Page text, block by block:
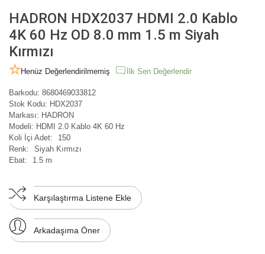
HADRON HDX2037 HDMI 2.0 Kablo
4K 60 Hz OD 8.0 mm 1.5 m Siyah
Kırmızı
Henüz Değerlendirilmemiş İlk Sen Değerlendir
Barkodu: 8680469033812
Stok Kodu: HDX2037
Markası: HADRON
Modeli: HDMI 2.0 Kablo 4K 60 Hz
Koli İçi Adet:
150
Renk:
Siyah Kırmızı
Ebat:
1.5 m
Karşılaştırma Listene Ekle
Arkadaşıma Öner